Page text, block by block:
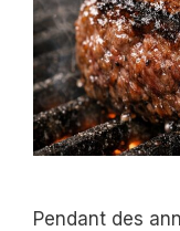
Pendant des